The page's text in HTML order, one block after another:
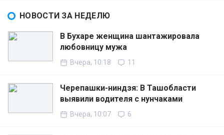
НОВОСТИ ЗА НЕДЕЛЮ
В Бухаре женщина шантажировала
любовницу мужа
Вчера, 10:18 11
Черепашки-ниндзя: В Ташобласти
выявили водителя с нунчаками
Вчера, 10:07 6